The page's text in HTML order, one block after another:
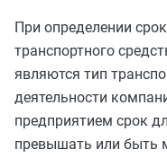
При определении
транспортного
являются тип
деятельности
предприятием срок
превышать или быть